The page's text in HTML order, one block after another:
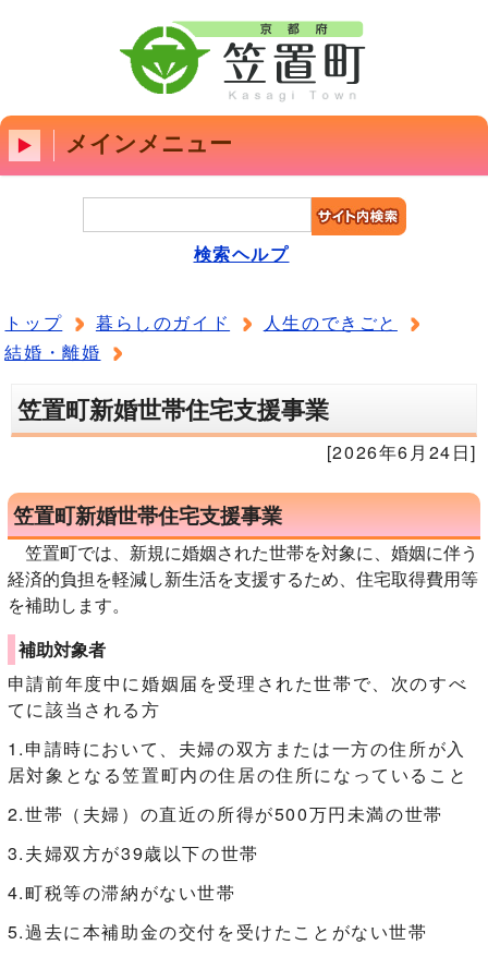
メインメニュー
検索ヘルプ
トップ 暮らしのガイド
人生のできごと
結婚・離婚
笠置町新婚世帯住宅支援事業
[2026年6月24日]
笠置町新婚世帯住宅支援事業
笠置町では、新規に婚姻された世帯を対象に、婚姻に伴う
経済的負担を軽減し新生活を支援するため、住宅取得費用等
を補助します。
補助対象者
申請前年度中に婚姻届を受理された世帯で、次のすべ
てに該当される方
1.申請時において、夫婦の双方または一方の住所が入
居対象となる笠置町内の住居の住所になっていること
2.世帯（夫婦）の直近の所得が500万円未満の世帯
3.夫婦双方が39歳以下の世帯
4.町税等の滞納がない世帯
5.過去に本補助金の交付を受けたことがない世帯